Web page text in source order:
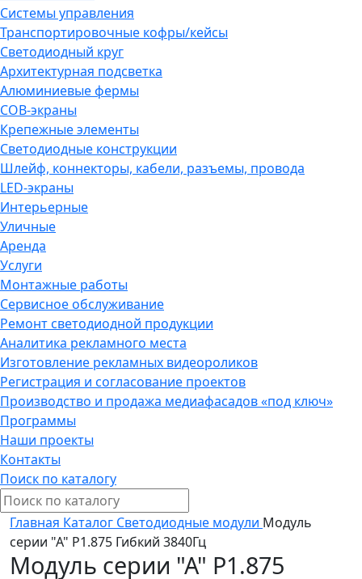
Системы управления
Транспортировочные кофры/кейсы
Светодиодный круг
Архитектурная подсветка
Алюминиевые фермы
COB-экраны
Крепежные элементы
Светодиодные конструкции
Шлейф, коннекторы, кабели, разъемы, провода
LED-экраны
Интерьерные
Уличные
Аренда
Услуги
Монтажные работы
Сервисное обслуживание
Ремонт светодиодной продукции
Аналитика рекламного места
Изготовление рекламных видеороликов
Регистрация и согласование проектов
Производство и продажа медиафасадов «под ключ»
Программы
Наши проекты
Контакты
Поиск по каталогу
Главная Каталог Светодиодные модули Модуль
серии "А" P1.875 Гибкий 3840Гц
Модуль серии "А" P1.875